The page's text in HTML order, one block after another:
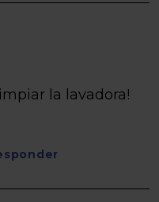
la lavadora!